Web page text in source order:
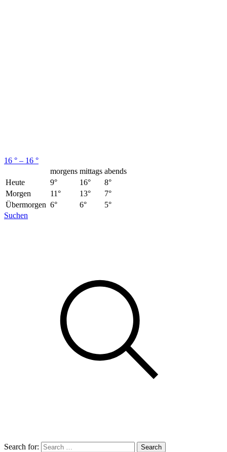
16 ° – 16 °
morgens mittags abends
Heute
9° 16°
8°
Morgen
11° 13°
7°
Übermorgen 6° 6°
5°
Suchen
Search for: